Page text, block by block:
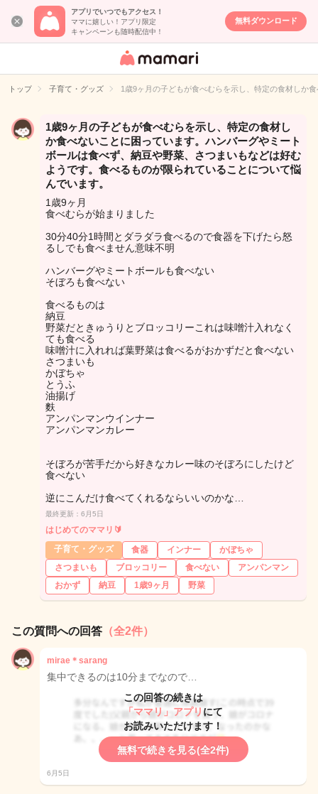
アプリでいつでもアクセス！
ママに嬉しい！アプリ限定
キャンペーンも随時配信中！
無料ダウンロード
女性専用匿名QA
イト
トップ 子育て・グッズ 1歳9ヶ月の子どもが食べむらを示し、特定の食材しか
1歳9ヶ月の子どもが食べむらを示し、特定の食材し
か食べないことに困っています。ハンバーグやミート
ボールは食べず、納豆や野菜、さつまいもなどは好む
ようです。食べるものが限られていることについて悩
んでいます。
1歳9ヶ月
食べむらが始まりました
30分40分1時間とダラダラ食べるので食器を下げたら怒
るしでも食べません意味不明
ハンバーグやミートボールも食べない
そぼろも食べない
食べるものは
納豆
野菜だときゅうりとブロッコリーこれは味噌汁入れなく
ても食べる
味噌汁に入れれば葉野菜は食べるがおかずだと食べない
さつまいも
かぼちゃ
とうふ
油揚げ
麩
アンパンマンウインナー
アンパンマンカレー
そぼろが苦手だから好きなカレー味のそぼろにしたけど
食べない
逆にこんだけ食べてくれるならいいのかな…
最終更新：6月5日
はじめてのママリ🔰
子育て・グッズ
食器 インナー
かぼちゃ
さつまいも
ブロッコリー 食べない
アンパンマン
おかず
納豆 1歳9ヶ月 野菜
この質問への回答 （全2件）
mirae＊sarang
集中できるのは10分までなので…
この回答の続きは
「ママリ」アプリ にて
お読みいただけます！
無料で続きを見る(全2件)
6月5日